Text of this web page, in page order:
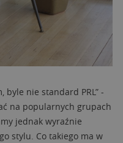
byle nie standard PRL” -
na popularnych grupach
jednak wyraźnie
stylu. Co takiego ma w